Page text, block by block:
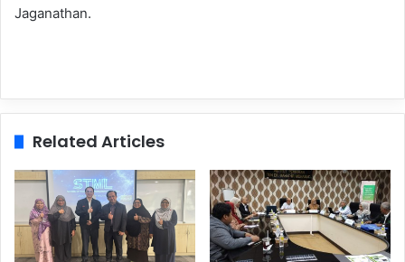
Jaganathan.
Related Articles